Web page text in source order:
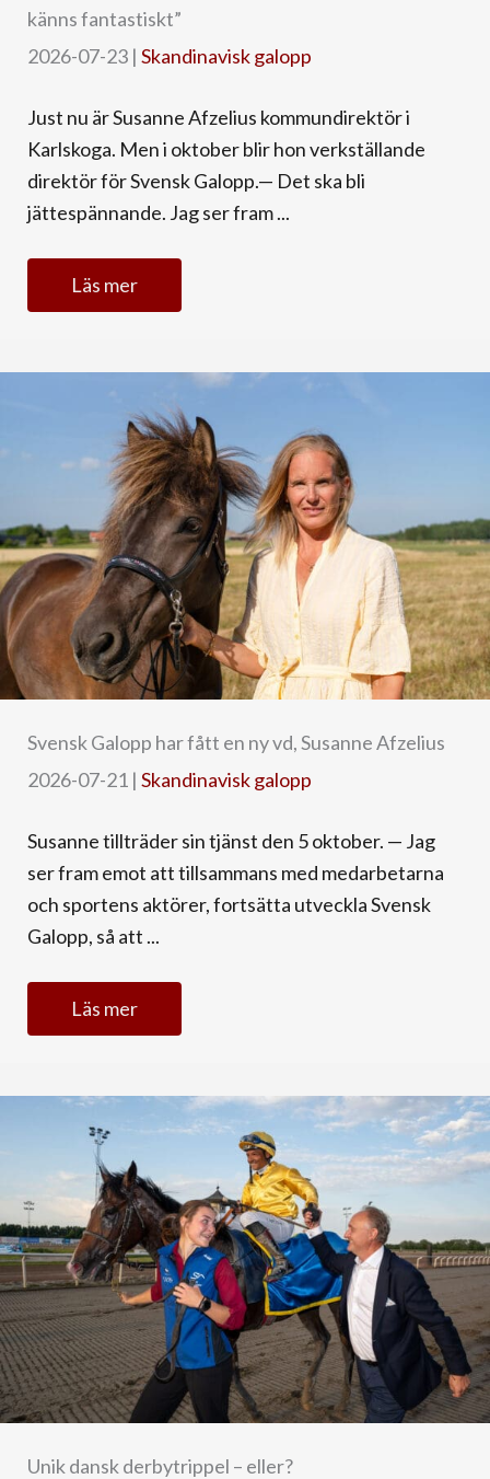
känns fantastiskt”
2026-07-23 | Skandinavisk galopp
Just nu är Susanne Afzelius kommundirektör i
Karlskoga. Men i oktober blir hon verkställande
direktör för Svensk Galopp.— Det ska bli
jättespännande. Jag ser fram ...
Läs mer
Svensk Galopp har fått en ny vd, Susanne Afzelius
2026-07-21 | Skandinavisk galopp
Susanne tillträder sin tjänst den 5 oktober. — Jag
ser fram emot att tillsammans med medarbetarna
och sportens aktörer, fortsätta utveckla Svensk
Galopp, så att ...
Läs mer
Unik dansk derbytrippel – eller?